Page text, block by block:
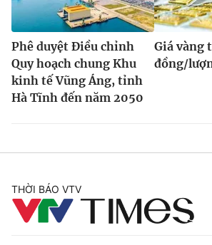
Phê duyệt Điều chỉnh
Quy hoạch chung Khu
kinh tế Vũng Áng, tỉnh
Hà Tĩnh đến năm 2050
Giá vàng
đồng/
THỜI BÁO VTV